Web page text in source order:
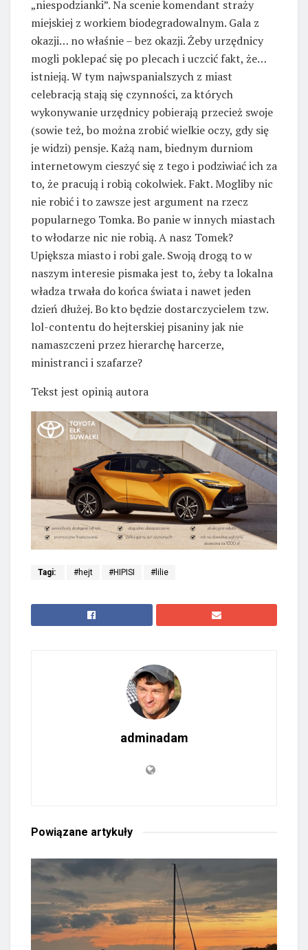
„niespodzianki”. Na scenie komendant straży
miejskiej z workiem biodegradowalnym. Gala z
okazji… no właśnie – bez okazji. Żeby urzędnicy
mogli poklepać się po plecach i uczcić fakt, że…
istnieją. W tym najwspanialszych z miast
celebracją stają się czynności, za których
wykonywanie urzędnicy pobierają przecież swoje
(sowie też, bo można zrobić wielkie oczy, gdy się
je widzi) pensje. Każą nam, biednym durniom
internetowym cieszyć się z tego i podziwiać ich za
to, że pracują i robią cokolwiek. Fakt. Mogliby nic
nie robić i to zawsze jest argument na rzecz
popularnego Tomka. Bo panie w innych miastach
to włodarze nic nie robią. A nasz Tomek?
Upiększa miasto i robi gale. Swoją drogą to w
naszym interesie pismaka jest to, żeby ta lokalna
władza trwała do końca świata i nawet jeden
dzień dłużej. Bo kto będzie dostarczycielem tzw.
lol-contentu do hejterskiej pisaniny jak nie
namaszczeni przez hierarchę harcerze,
ministranci i szafarze?
Tekst jest opinią autora
Tagi: #hejt #HIPISI #lilie
adminadam
Powiązane artykuły